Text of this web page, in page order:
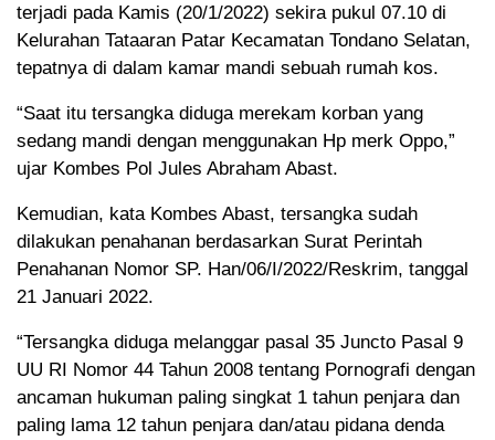
terjadi pada Kamis (20/1/2022) sekira pukul 07.10 di
Kelurahan Tataaran Patar Kecamatan Tondano Selatan,
tepatnya di dalam kamar mandi sebuah rumah kos.
“Saat itu tersangka diduga merekam korban yang
sedang mandi dengan menggunakan Hp merk Oppo,”
ujar Kombes Pol Jules Abraham Abast.
Kemudian, kata Kombes Abast, tersangka sudah
dilakukan penahanan berdasarkan Surat Perintah
Penahanan Nomor SP. Han/06/I/2022/Reskrim, tanggal
21 Januari 2022.
“Tersangka diduga melanggar pasal 35 Juncto Pasal 9
UU RI Nomor 44 Tahun 2008 tentang Pornografi dengan
ancaman hukuman paling singkat 1 tahun penjara dan
paling lama 12 tahun penjara dan/atau pidana denda